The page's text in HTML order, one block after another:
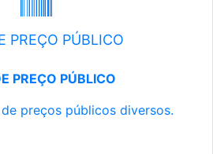
PREÇO PÚBLICO
PREÇO PÚBLICO
preços públicos diversos.